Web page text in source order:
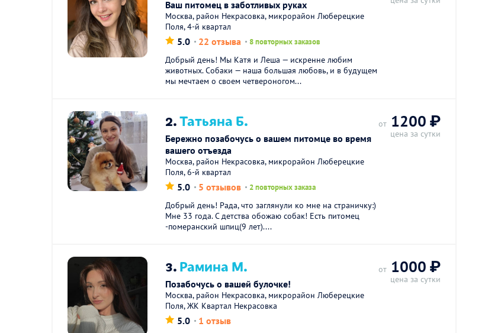
Ваш питомец в заботливых руках
Москва, район Некрасовка, микрорайон Люберецкие
Поля, 4-й квартал
5.0 22 отзыва 8 повторных заказов
Добрый день! Мы Катя и Леша — искренне любим
животных. Собаки — наша большая любовь, и в будущем
мы мечтаем о своем четвероногом...
2.Татьяна Б.
Бережно позабочусь о вашем питомце во время
вашего отъезда
Москва, район Некрасовка, микрорайон Люберецкие
Поля, 6-й квартал
5.0 5 отзывов 2 повторных заказа
Добрый день! Рада, что заглянули ко мне на страничку:)
Мне 33 года. С детства обожаю собак! Есть питомец
-померанский шпиц(9 лет)....
от 1200 ₽
цена за сутки
3.Рамина М.
Позабочусь о вашей булочке!
Москва, район Некрасовка, микрорайон Люберецкие
Поля, ЖК Квартал Некрасовка
5.0 1 отзыв
от 1000 ₽
цена за сутки